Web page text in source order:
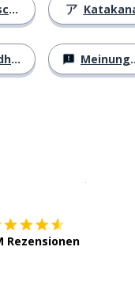
Meinungen
Rezensionen